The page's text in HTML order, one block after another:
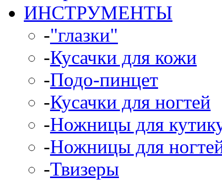
ИНСТРУМЕНТЫ
-"глазки"
-Кусачки для кожи
-Подо-пинцет
-Кусачки для ногтей
-Ножницы для
-Ножницы для
-Твизеры